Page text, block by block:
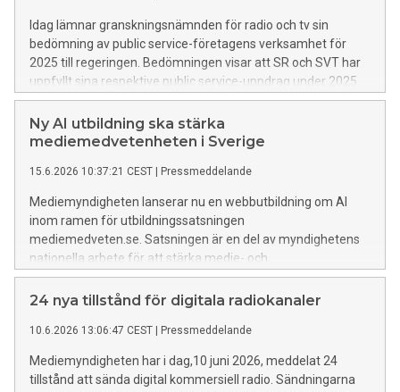
Idag lämnar granskningsnämnden för radio och tv sin
bedömning av public service-företagens verksamhet för
2025 till regeringen. Bedömningen visar att SR och SVT har
uppfyllt sina respektive public service-uppdrag under 2025.
SVT kritiseras dock fortsatt för bristande kvalitet i
textningen. UR har uppfyllt uppdraget utom i ett avseende
som gäller utbildningsutbudet för högskolan.
Ny AI utbildning ska stärka
mediemedvetenheten i Sverige
15.6.2026 10:37:21 CEST | Pressmeddelande
Mediemyndigheten lanserar nu en webbutbildning om AI
inom ramen för utbildningssatsningen
mediemedveten.se. Satsningen är en del av myndighetens
nationella arbete för att stärka medie- och
informationskunnigheten (MIK) i befolkningen.
24 nya tillstånd för digitala radiokanaler
10.6.2026 13:06:47 CEST | Pressmeddelande
Mediemyndigheten har i dag,10 juni 2026, meddelat 24
tillstånd att sända digital kommersiell radio. Sändningarna